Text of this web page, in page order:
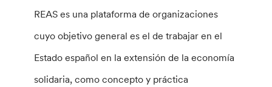
REAS es una plataforma de organizaciones
cuyo objetivo general es el de trabajar en el
Estado español en la extensión de la economía
solidaria, como concepto y práctica